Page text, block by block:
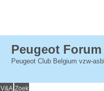
Peugeot Forum
Peugeot Club Belgium vzw-asbl
V&A Zoek